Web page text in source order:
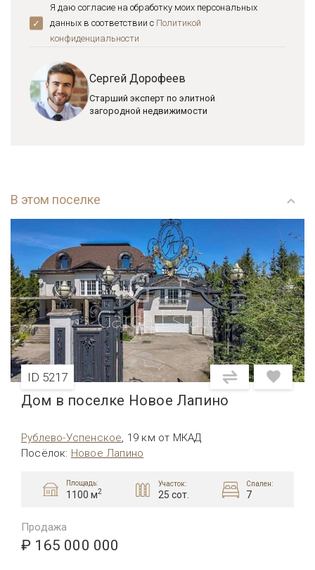
Я даю согласие на обработку моих персональных
данных в соответствии с Политикой
конфиденциальноcти
Сергей Дорофеев
Старший эксперт по элитной
загородной недвижимости
В этом поселке
ID 5217
Дом в поселке Новое Лапино
Рублево-Успенское, 19 км от МКАД
Посёлок: Новое Лапино
Площадь:
1100 м2
Участок:
25 сот.
Спален:
7
Продажа
₽ 165 000 000